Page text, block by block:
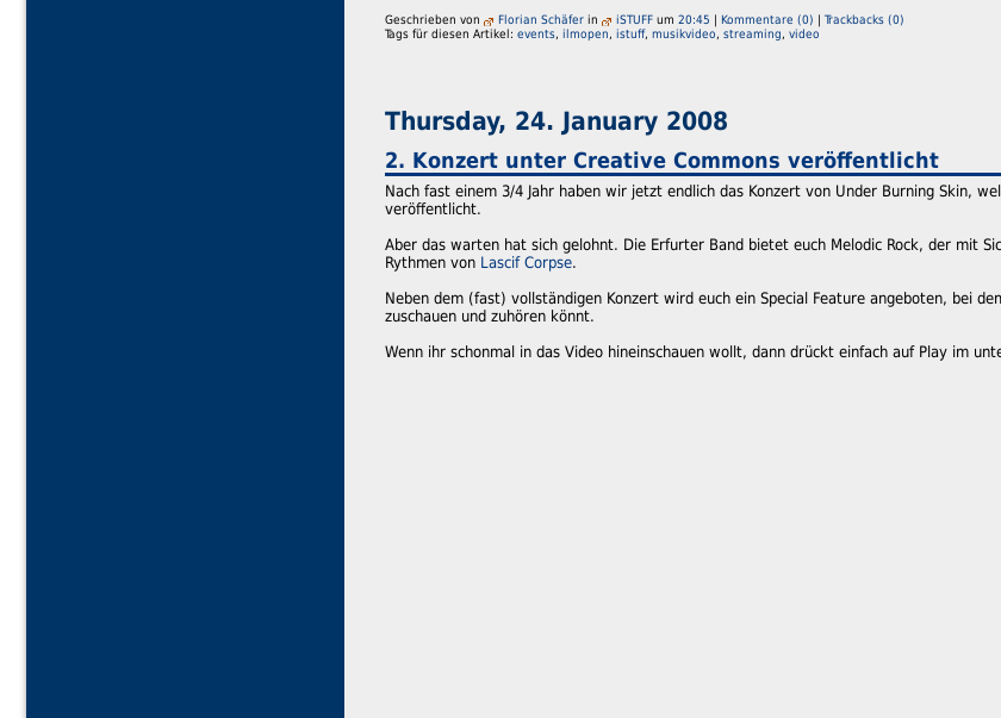
Geschrieben von Florian Schäfer in iSTUFF um 20:45 | Kommentare (0) | Trackbacks (0)
Tags für diesen Artikel: events, ilmopen, istuff, musikvideo, streaming, video
Thursday, 24. January 2008
2. Konzert unter Creative Commons veröffentlicht
Nach fast einem 3/4 Jahr haben wir jetzt endlich das Konzert von Under Burning Skin,
veröffentlicht.
Aber das warten hat sich gelohnt. Die Erfurter Band bietet euch Melodic Rock, der mit
Rythmen von Lascif Corpse.
Neben dem (fast) vollständigen Konzert wird euch ein Special Feature angeboten, bei
zuschauen und zuhören könnt.
Wenn ihr schonmal in das Video hineinschauen wollt, dann drückt einfach auf Play im